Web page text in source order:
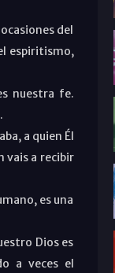
del
espiritismo,
nuestra fe.
a quien Él
vais a recibir
es una
Dios es
a veces el